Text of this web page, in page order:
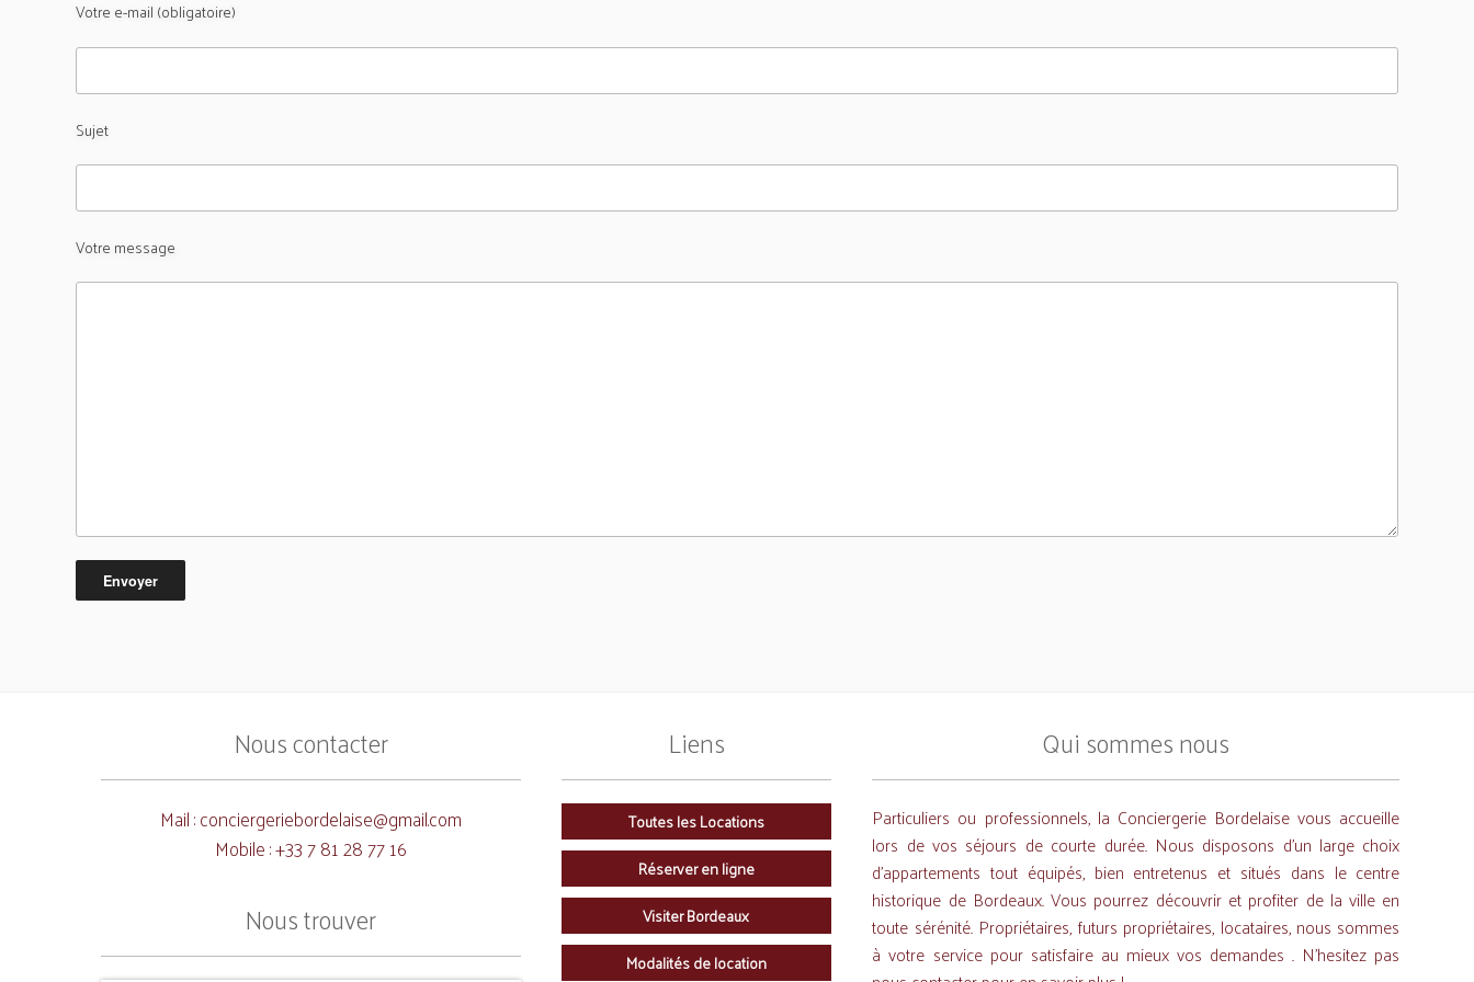
Votre e-mail (obligatoire)
Sujet
Votre message
Nous contacter
Mail :conciergeriebordelaise@gmail.com
Mobile : +33 7 81 28 77 16
Nous trouver
Liens
Toutes les Locations
Réserver en ligne
Visiter Bordeaux
Modalités de location
Qui sommes nous
Particuliers ou professionnels, la Conciergerie Bordelaise vous accueille
lors de vos séjours de courte durée. Nous disposons d'un large choix
d'appartements tout équipés, bien entretenus et situés dans le centre
historique de Bordeaux. Vous pourrez découvrir et profiter de la ville en
toute sérénité. Propriétaires, futurs propriétaires, locataires, nous sommes
à votre service pour satisfaire au mieux vos demandes . N'hesitez pas